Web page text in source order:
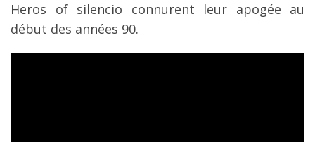
Heros of silencio connurent leur apogée au
début des années 90.